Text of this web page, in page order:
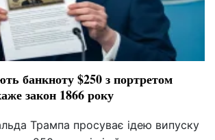
банкноту $250 з портретом
закон 1866 року
Трампа просуває ідею випуску